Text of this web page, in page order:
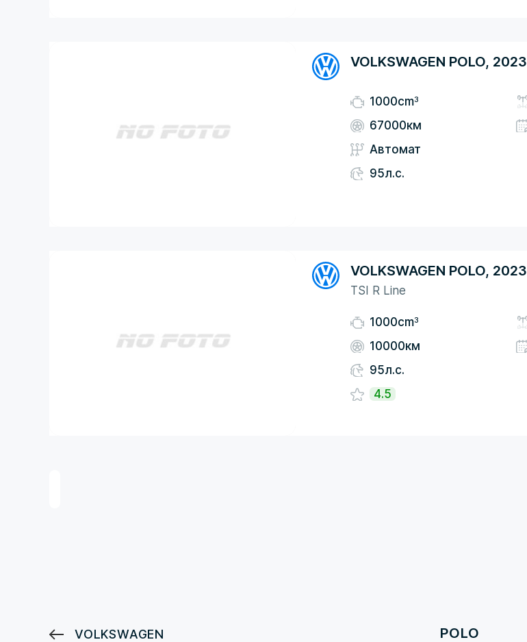
VOLKSWAGEN POLO, 2023
1000cm3
67000км
Автомат
95л.с.
VOLKSWAGEN POLO, 2023
TSI R Line
1000cm3
10000км
95л.с.
4.5
VOLKSWAGEN POLO